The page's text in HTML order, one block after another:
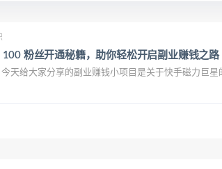
粉丝开通秘籍，助你轻松开启副业赚钱之路